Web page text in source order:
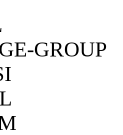
GROUP